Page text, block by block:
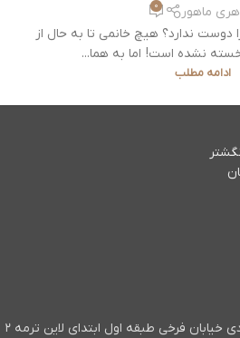
ماهور 0
ندارد؟ هیچ خانمی تا به حال از
نشده است! اما به هما...
ادامه مطلب
خیابان فرخی طبقه اول ابتدای لاین ترمه ۲